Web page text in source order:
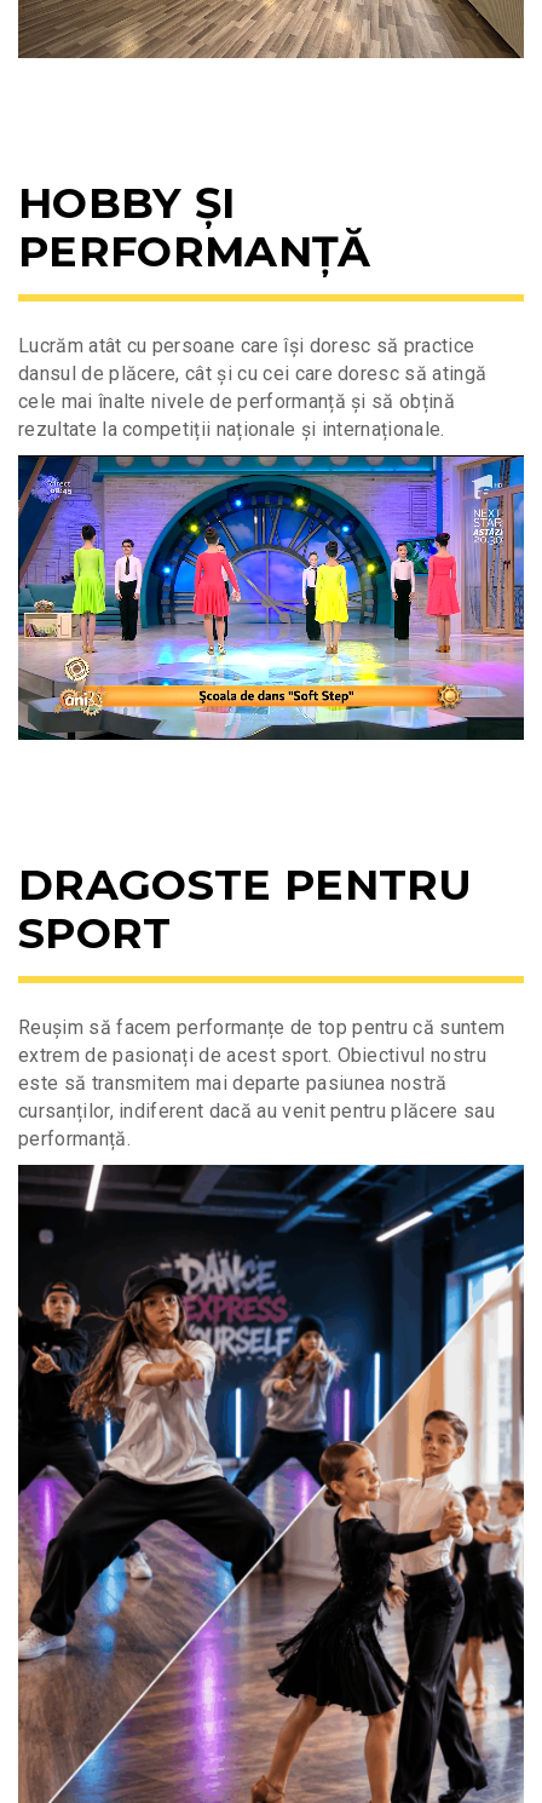
HOBBY ȘI
PERFORMANȚĂ
Lucrăm atât cu persoane care își doresc să practice
dansul de plăcere, cât și cu cei care doresc să atingă
cele mai înalte nivele de performanță și să obțină
rezultate la competiții naționale și internaționale.
DRAGOSTE PENTRU
SPORT
Reușim să facem performanțe de top pentru că suntem
extrem de pasionați de acest sport. Obiectivul nostru
este să transmitem mai departe pasiunea nostră
cursanților, indiferent dacă au venit pentru plăcere sau
performanță.